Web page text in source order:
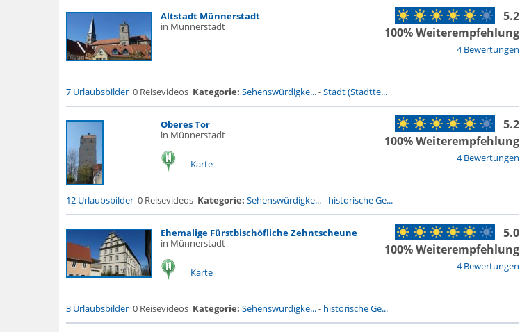
Altstadt Münnerstadt
in Münnerstadt
4 Bewertungen
5.2
100% Weiterempfehlung
7 Urlaubsbilder 0 Reisevideos Kategorie: Sehenswürdigke...-Stadt (Stadtte...
Oberes Tor
in Münnerstadt
Karte 4 Bewertungen
5.2
100% Weiterempfehlung
12 Urlaubsbilder 0 Reisevideos Kategorie: Sehenswürdigke...- historische Ge...
Ehemalige Fürstbischöfliche Zehntscheune
in Münnerstadt
Karte 4 Bewertungen
5.0
100% Weiterempfehlung
3 Urlaubsbilder 0 Reisevideos Kategorie: Sehenswürdigke...- historische Ge...